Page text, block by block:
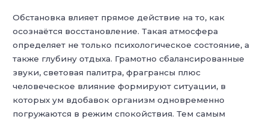
Обстановка влияет прямое действие на то, как
осознаётся восстановление. Такая атмосфера
определяет не только психологическое состояние, а
также глубину отдыха. Грамотно сбалансированные
звуки, световая палитра, фрагрансы плюс
человеческое влияние формируют ситуации, в
которых ум вдобавок организм одновременно
погружаются в режим спокойствия. Тем самым